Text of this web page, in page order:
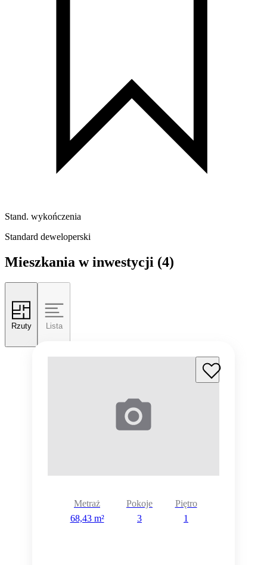
Stand. wykończenia
Standard deweloperski
Mieszkania w inwestycji (4)
Rzuty Lista
Metraż
68,43 m²
Pokoje
3
Piętro
1